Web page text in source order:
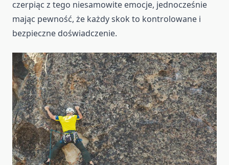
czerpiąc z tego niesamowite emocje, jednocześnie
mając pewność, że każdy skok to kontrolowane i
bezpieczne doświadczenie.